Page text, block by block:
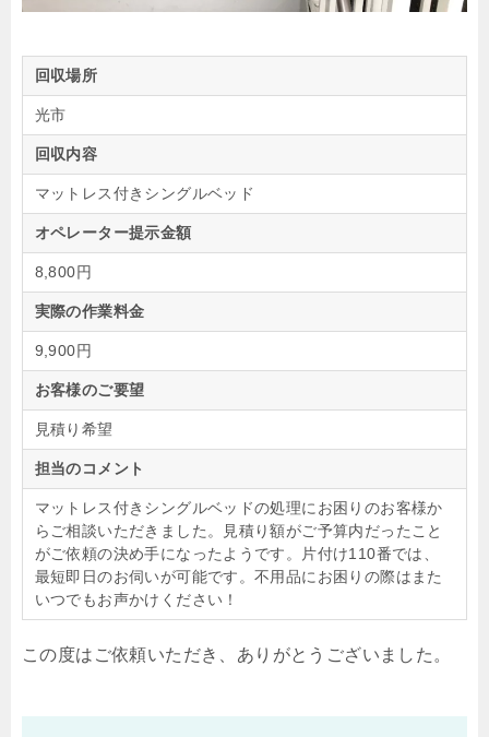
回収場所
光市
回収内容
マットレス付きシングルベッド
オペレーター提示金額
8,800円
実際の作業料金
9,900円
お客様のご要望
見積り希望
担当のコメント
マットレス付きシングルベッドの処理にお困りのお客様か
らご相談いただきました。見積り額がご予算内だったこと
がご依頼の決め手になったようです。片付け110番では、
最短即日のお伺いが可能です。不用品にお困りの際はまた
いつでもお声かけください！
この度はご依頼いただき、ありがとうございました。